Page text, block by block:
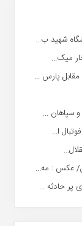
شهید ب...
میک...
پارس ...
سپاهان ...
ا...
عکس : مه...
پر حادثه ...